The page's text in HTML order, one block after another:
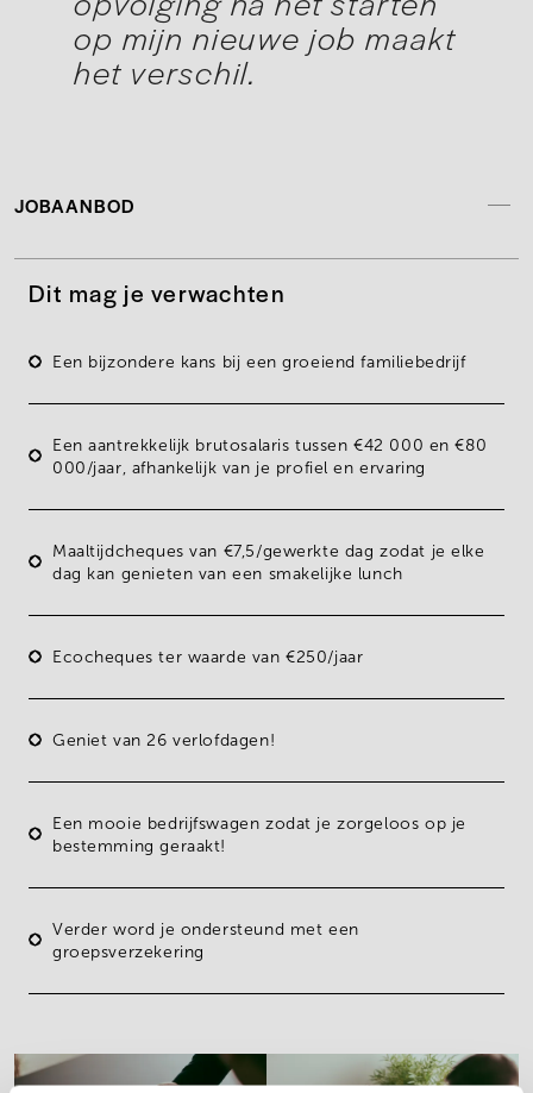
op mijn nieuwe job maakt
het verschil.
JOBAANBOD
Dit mag je verwachten
Een bijzondere kans bij een groeiend familiebedrijf
Een aantrekkelijk brutosalaris tussen €42 000 en €80
000/jaar , afhankelijk van je profiel en ervaring
Maaltijdcheques van €7,5/gewerkte dag zodat je elke
dag kan genieten van een smakelijke lunch
Ecochequester waarde van €250/jaar
Geniet van 26 verlofdagen!
Een mooie bedrijfswagen zodat je zorgeloos op je
bestemming geraakt!
Verder word je ondersteund met een
groepsverzekering